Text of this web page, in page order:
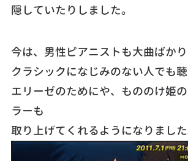
隠していたりしました。
今は、男性ピアニストも大曲ばかり
クラシックになじみのない人でも聴
エリーゼのためにや、もののけ姫
ラーも
取り上げてくれるようになりました